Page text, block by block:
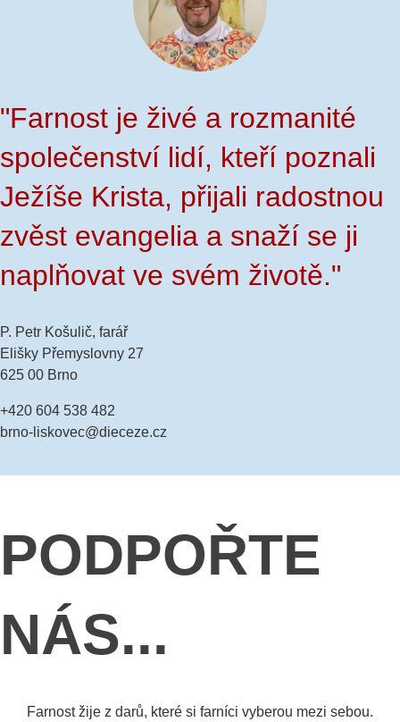
"Farnost je živé a rozmanité
společenství lidí, kteří poznali
Ježíše Krista, přijali radostnou
zvěst evangelia a snaží se ji
naplňovat ve svém životě."
P. Petr Košulič, farář
Elišky Přemyslovny 27
625 00 Brno
+420 604 538 482
brno-liskovec@dieceze.cz
PODPOŘTE
NÁS...
Farnost žije z darů, které si farníci vyberou mezi sebou.